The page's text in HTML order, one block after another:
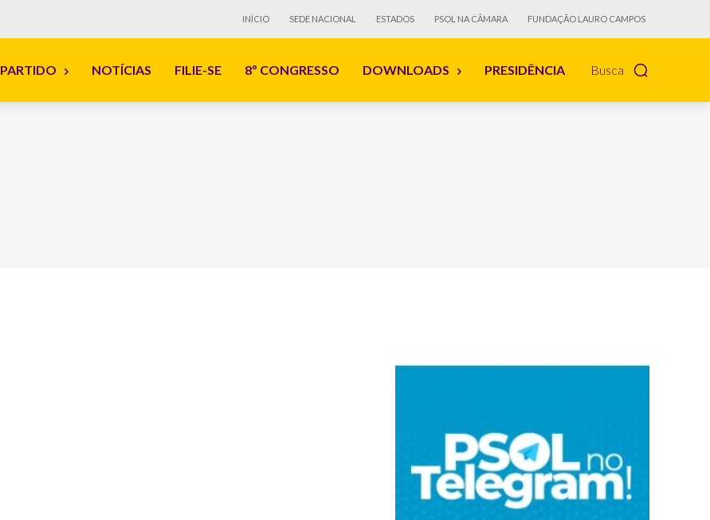
INÍCIO SEDE NACIONAL ESTADOS PSOL NA CÂMARA FUNDAÇÃO LAURO CAMPOS
Busca
PARTIDO NOTÍCIAS FILIE-SE 8º CONGRESSO DOWNLOADS PRESIDÊNCIA